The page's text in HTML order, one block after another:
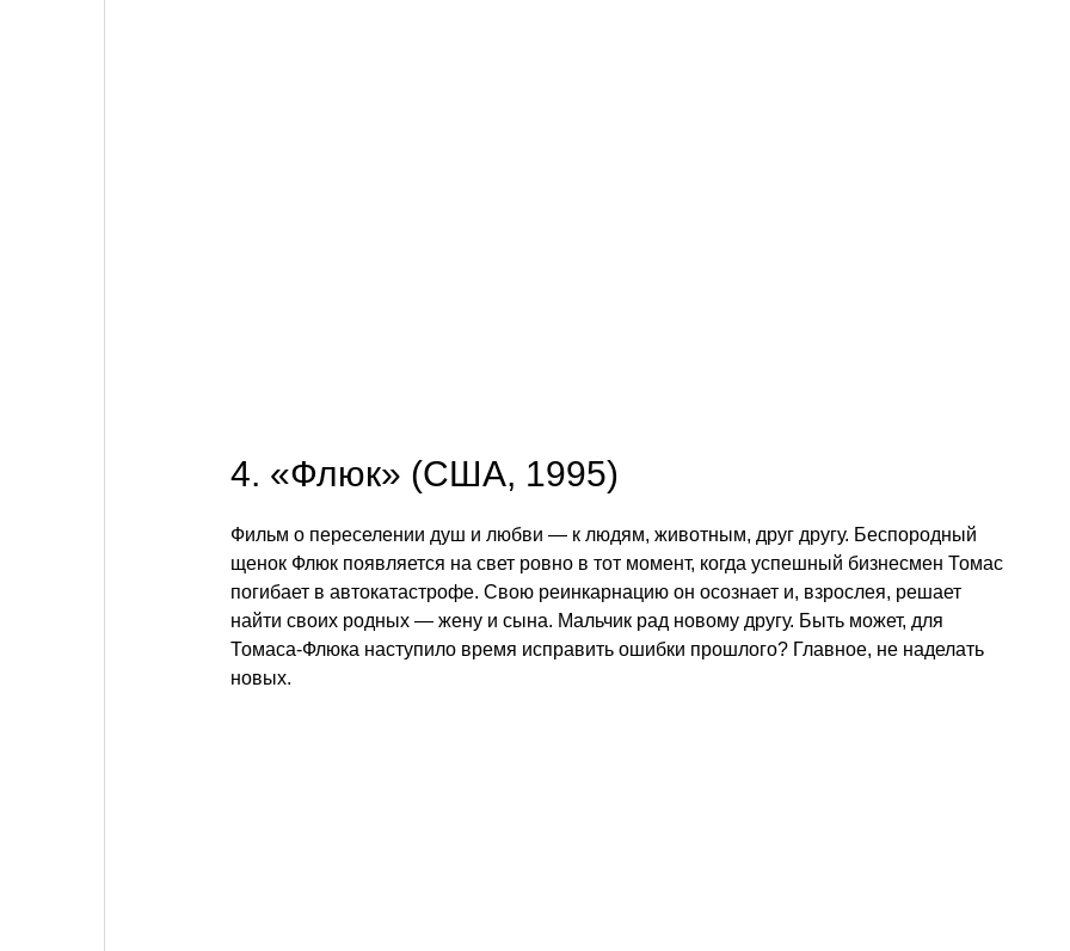
4. «Флюк» (США, 1995)
Фильм о переселении душ и любви — к людям, животным, друг другу. Беспородный
щенок Флюк появляется на свет ровно в тот момент, когда успешный бизнесмен Томас
погибает в автокатастрофе. Свою реинкарнацию он осознает и, взрослея, решает
найти своих родных — жену и сына. Мальчик рад новому другу. Быть может, для
Томаса-Флюка наступило время исправить ошибки прошлого? Главное, не наделать
новых.